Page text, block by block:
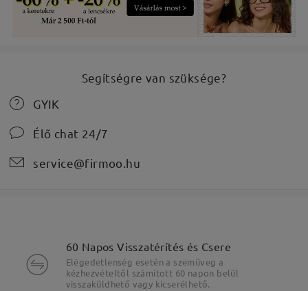
Segítségre van szüksége?
GYIK
Élő chat 24/7
service@firmoo.hu
60 Napos Visszatérítés és Csere
Elégedetlenség esetén a szemüveg a
kézhezvételtől számított 60 napon belül
visszaküldhető vagy kicserélhető.